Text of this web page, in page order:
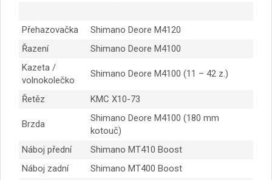
Přehazovačka
Shimano Deore M4120
Řazení
Shimano Deore M4100
Kazeta /
volnokolečko
Shimano Deore M4100 (11 – 42 z.)
Řetěz KMC X10-73
Brzda
Shimano Deore M4100 (180 mm
kotouč)
Náboj přední
Shimano MT410 Boost
Náboj zadní
Shimano MT400 Boost